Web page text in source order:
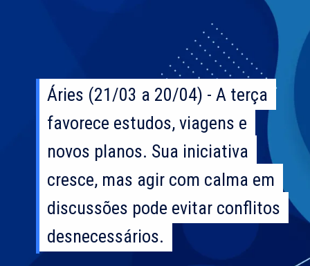
Áries (21/03 a 20/04) - A terça
favorece estudos, viagens e
novos planos. Sua iniciativa
cresce, mas agir com calma em
discussões pode evitar conflitos
desnecessários.
Áries (21/03 a 20/04) - A terça
favorece estudos, viagens e
novos planos. Sua iniciativa
cresce, mas agir com calma em
discussões pode evitar conflitos
desnecessários.